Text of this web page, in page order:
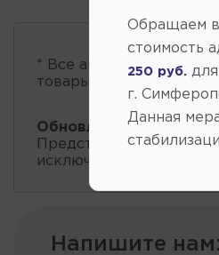
* Все автозапчасти
товары проходит
Обновление остатков и
Представленные
исключительно
Напишите нам:
Обращаем
стоимость
250 руб.
г.
Данная